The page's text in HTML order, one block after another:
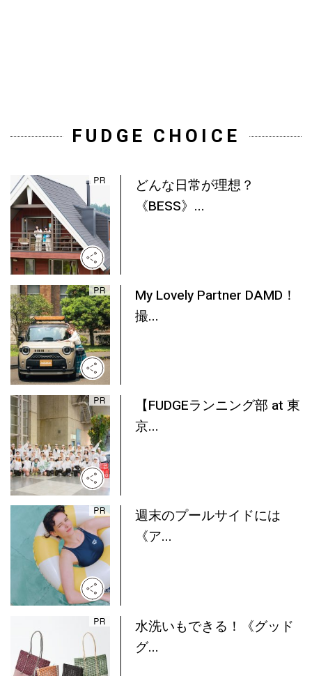
FUDGE CHOICE
どんな日常が理想？
《BESS》...
My Lovely Partner DAMD！
撮...
【FUDGEランニング部 at 東
京...
週末のプールサイドには
《ア...
水洗いもできる！《グッド
グ...